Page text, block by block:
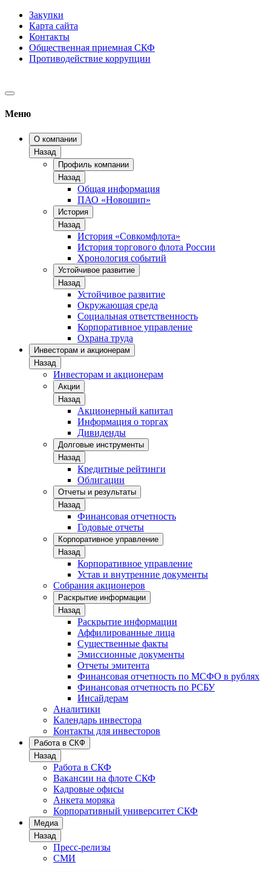
Закупки
Карта сайта
Контакты
Общественная приемная СКФ
Противодействие коррупции
Меню
О компании
Назад
Профиль компании
Назад
Общая информация
ПАО «Новошип»
История
Назад
История «Совкомфлота»
История торгового флота России
Хронология событий
Устойчивое развитие
Назад
Устойчивое развитие
Окружающая среда
Социальная ответственность
Корпоративное управление
Охрана труда
Инвесторам и акционерам
Назад
Инвесторам и акционерам
Акции
Назад
Акционерный капитал
Информация о торгах
Дивиденды
Долговые инструменты
Назад
Кредитные рейтинги
Облигации
Отчеты и результаты
Назад
Финансовая отчетность
Годовые отчеты
Корпоративное управление
Назад
Корпоративное управление
Устав и внутренние документы
Собрания акционеров
Раскрытие информации
Назад
Раскрытие информации
Аффилированные лица
Существенные факты
Эмиссионные документы
Отчеты эмитента
Финансовая отчетность по МСФО в рублях
Финансовая отчетность по РСБУ
Инсайдерам
Аналитики
Календарь инвестора
Контакты для инвесторов
Работа в СКФ
Назад
Работа в СКФ
Вакансии на флоте СКФ
Кадровые офисы
Анкета моряка
Корпоративный университет СКФ
Медиа
Назад
Пресс-релизы
СМИ